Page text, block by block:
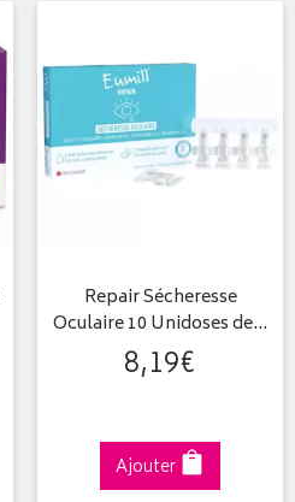
Repair Sécheresse
Oculaire 10 Unidoses de…
8,19€
Ajouter